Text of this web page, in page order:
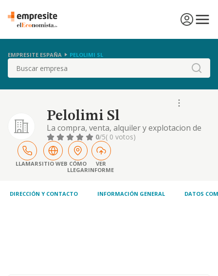
EMPRESITE ESPAÑA PELOLIMI SL
Buscar
Pelolimi Sl
La compra, venta, alquiler y explotacion de
comercios. bares y restaurantes
0/5( 0 votos)
LLAMARSITIO WEB CÓMO
LLEGAR
VER
INFORME
DIRECCIÓN Y CONTACTO INFORMACIÓN GENERAL DATOS